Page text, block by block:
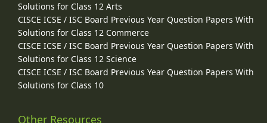
Solutions for Class 12 Arts
CISCE ICSE / ISC Board Previous Year Question Papers With
Solutions for Class 12 Commerce
CISCE ICSE / ISC Board Previous Year Question Papers With
Solutions for Class 12 Science
CISCE ICSE / ISC Board Previous Year Question Papers With
Solutions for Class 10
Other Resources